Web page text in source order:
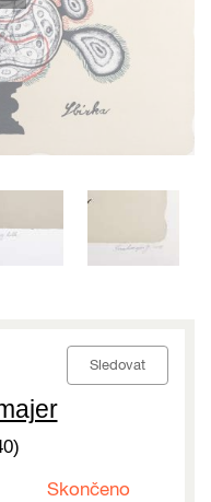
Sledovat
Skončeno